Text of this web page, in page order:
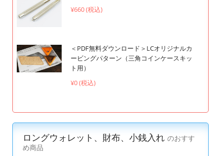
¥660 (税込)
＜PDF無料ダウンロード＞LCオリジナルカ
ービングパターン（三角コインケースキッ
ト用）
¥0 (税込)
ロングウォレット、財布、小銭入れ のおすす
め商品